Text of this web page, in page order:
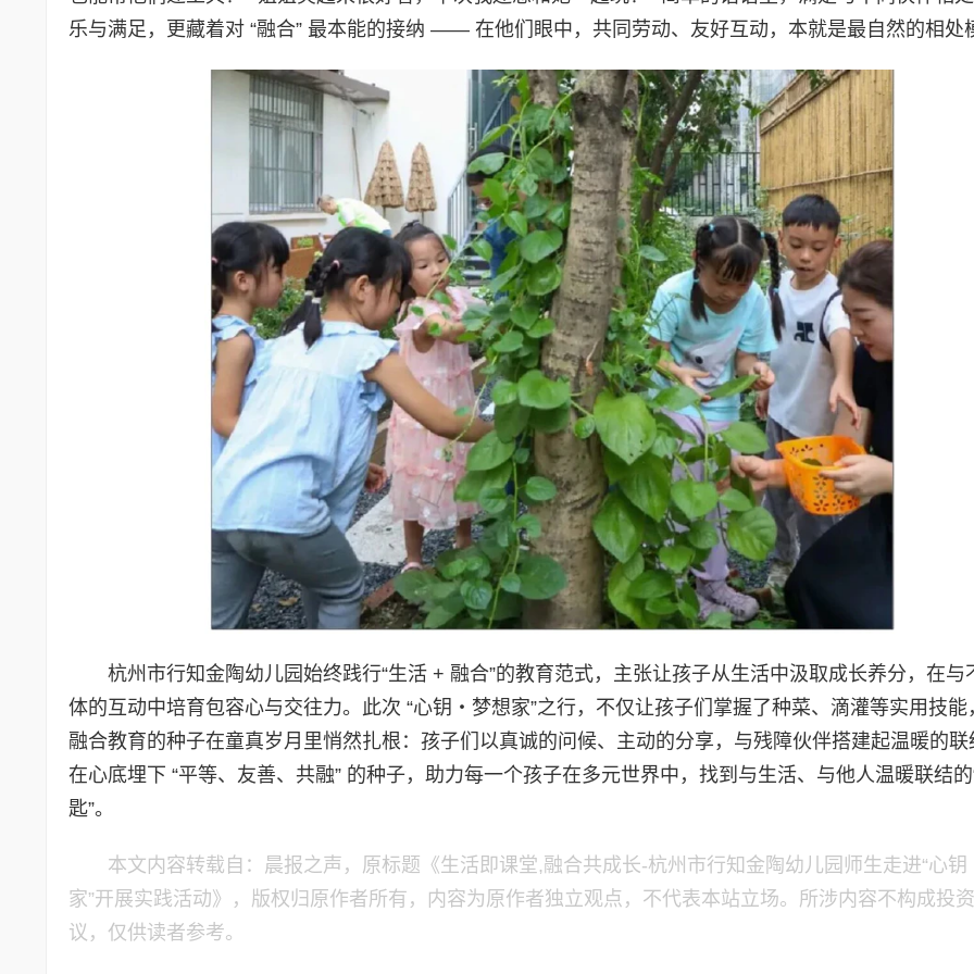
乐与满足，更藏着对 “融合” 最本能的接纳 —— 在他们眼中，共同劳动、友好互动，本就是最自然的相处
杭州市行知金陶幼儿园始终践行“生活 + 融合”的教育范式，主张让孩子从生活中汲取成长养分，在与
体的互动中培育包容心与交往力。此次 “心钥・梦想家”之行，不仅让孩子们掌握了种菜、滴灌等实用技能
融合教育的种子在童真岁月里悄然扎根：孩子们以真诚的问候、主动的分享，与残障伙伴搭建起温暖的联
在心底埋下 “平等、友善、共融” 的种子，助力每一个孩子在多元世界中，找到与生活、与他人温暖联结的
匙”。
本文内容转载自：晨报之声，原标题《生活即课堂,融合共成长-杭州市行知金陶幼儿园师生走进“心钥
家”开展实践活动》，版权归原作者所有，内容为原作者独立观点，不代表本站立场。所涉内容不构成投
议，仅供读者参考。